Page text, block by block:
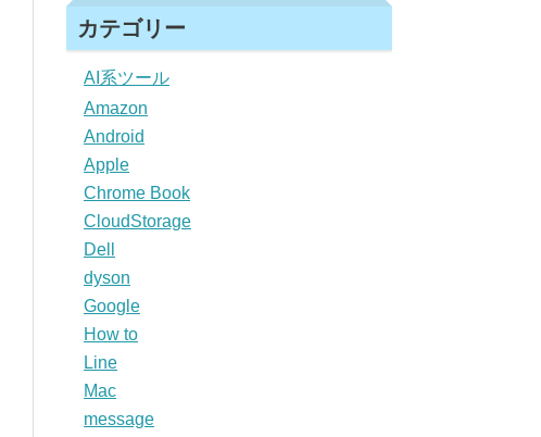
カテゴリー
AI系ツール
Amazon
Android
Apple
Chrome Book
CloudStorage
Dell
dyson
Google
How to
Line
Mac
message